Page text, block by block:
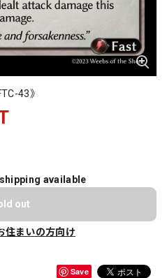
43》
available
out
住まいの方向け
Save